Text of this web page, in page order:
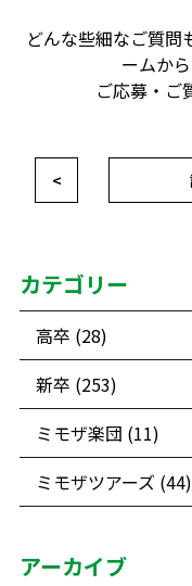
どんな些細なご質問
ームか
ご応募・ご
<
カテゴリー
高卒 (28)
新卒 (253)
ミモザ楽団 (11)
ミモザツアーズ (44)
アーカイブ